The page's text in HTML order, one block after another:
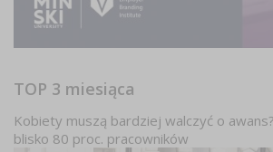
TOP 3 miesiąca
Kobiety muszą bardziej walczyć o
blisko 80 proc. pracowników